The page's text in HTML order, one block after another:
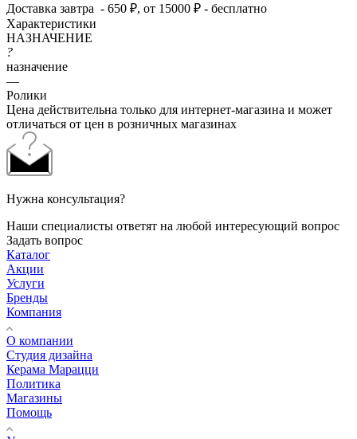
Доставка завтра - 650 ₽, от 15000 ₽ - бесплатно
Характеристики
НАЗНАЧЕНИЕ
?
назначение
—
Ролики
Цена действительна только для интернет-магазина и может
отличаться от цен в розничных магазинах
Нужна консультация?
Наши специалисты ответят на любой интересующий вопрос
Задать вопрос
Каталог
Акции
Услуги
Бренды
Компания
О компании
Студия дизайна
Керама Марацци
Политика
Магазины
Помощь